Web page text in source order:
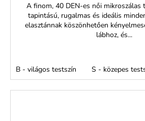
A finom, 40 DEN-es női mikroszálas
tapintású, rugalmas és ideális
elasztánnak köszönhetően
lábhoz, és...
B - világos testszín S - közepes